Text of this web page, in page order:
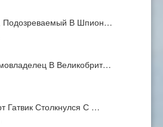
Подозреваемый В Шпион…
В Великобрит…
Гатвик Столкнулся С …